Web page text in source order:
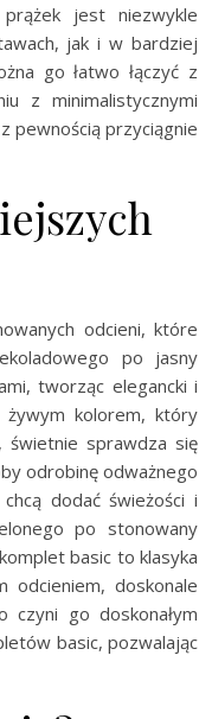
jest niezwykle
jak i w bardziej
go łatwo łączyć z
z minimalistycznymi
pewnością przyciągnie
odcieni, które
po jasny
tworząc elegancki i
żywym kolorem, który
świetnie sprawdza się
odrobinę odważnego
dodać świeżości i
po stonowany
basic to klasyka
odcieniem, doskonale
czyni go doskonałym
basic, pozwalając